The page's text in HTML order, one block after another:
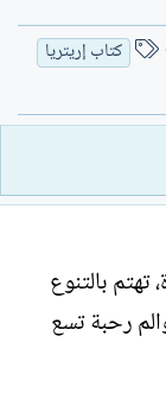
ا
م
ا
ك
ب
كتاب إريتريا
تهتم بالتنوع
رحبة تسع